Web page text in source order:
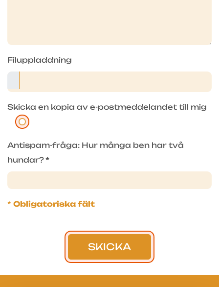
Filuppladdning
Skicka en kopia av e-postmeddelandet till mig
Antispam-fråga: Hur många ben har två
hundar?*
* Obligatoriska fält
SKICKA